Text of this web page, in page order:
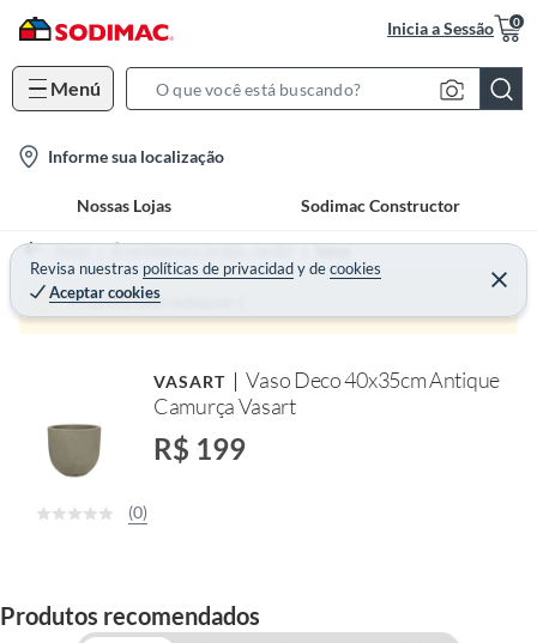
Inicia a Sessão 0
Menú
S
c
h
B
r
a
o
Informe sua localização
Nossas Lojas Sodimac Constructor
Revisa nuestras políticas de privacidadydecookies
Aceptar cookies
Home Área Externa e Jardim - Jardim Vasos
Produto sem estoque :(
VASART
Vaso Deco 40x35cm Antique
Camurça Vasart
R$ 199
(0)
Produtos recomendados